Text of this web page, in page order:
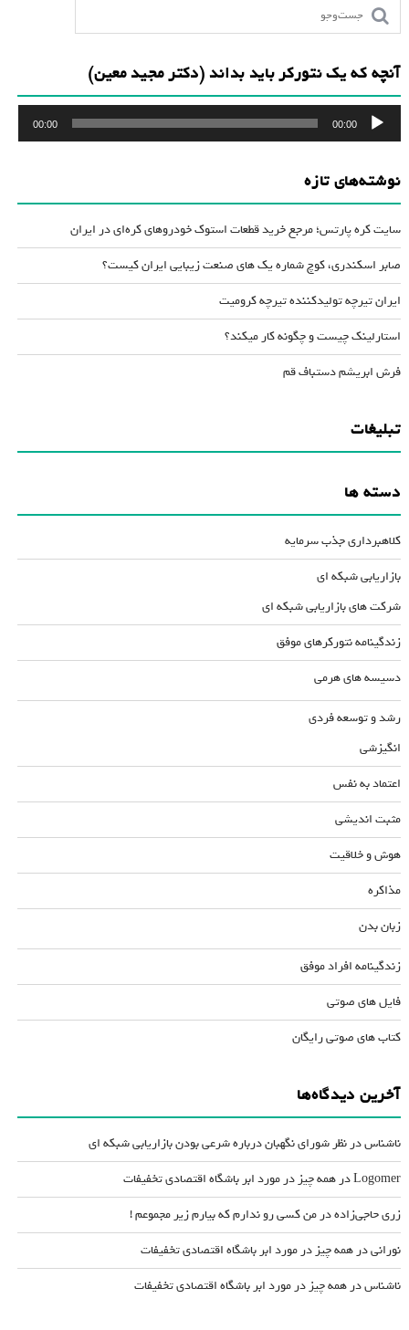
آنچه که یک نتورکر باید بداند (دکتر مجید معین)
پخش‌کننده
صوت
00:00
00:00
نوشته‌های تازه
سایت کره پارتس؛ مرجع خرید قطعات استوک خودروهای کره‌ای در ایران
صابر اسکندری، کوچ شماره یک های صنعت زیبایی ایران کیست؟
ایران تیرچه تولیدکننده تیرچه کرومیت
استارلینک چیست و چگونه کار میکند؟
فرش ابریشم دستباف قم
تبلیغات
دسته ها
کلاهبرداری جذب سرمایه
بازاریابی شبکه ای
شرکت های بازاریابی شبکه ای
زندگینامه نتورکرهای موفق
دسیسه های هرمی
رشد و توسعه فردی
انگیزشی
اعتماد به نفس
مثبت اندیشی
هوش و خلاقیت
مذاکره
زبان بدن
زندگینامه افراد موفق
فایل های صوتی
کتاب های صوتی رایگان
آخرین دیدگاه‌ها
ناشناسدرنظر شورای نگهبان درباره شرعی بودن بازاریابی شبکه ای
Logomerدرهمه چیز در مورد ابر باشگاه اقتصادی تخفیفات
زری حاجی‌زادهدرمن کسی رو ندارم که بیارم زیر مجموعم !
نورانیدرهمه چیز در مورد ابر باشگاه اقتصادی تخفیفات
ناشناسدرهمه چیز در مورد ابر باشگاه اقتصادی تخفیفات